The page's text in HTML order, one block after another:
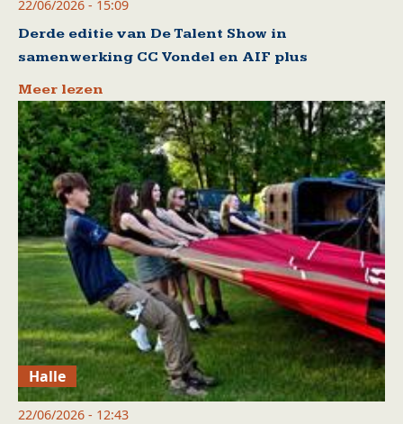
22/06/2026 - 15:09
Derde editie van De Talent Show in
samenwerking CC Vondel en AIF plus
Meer lezen
Halle
22/06/2026 - 12:43